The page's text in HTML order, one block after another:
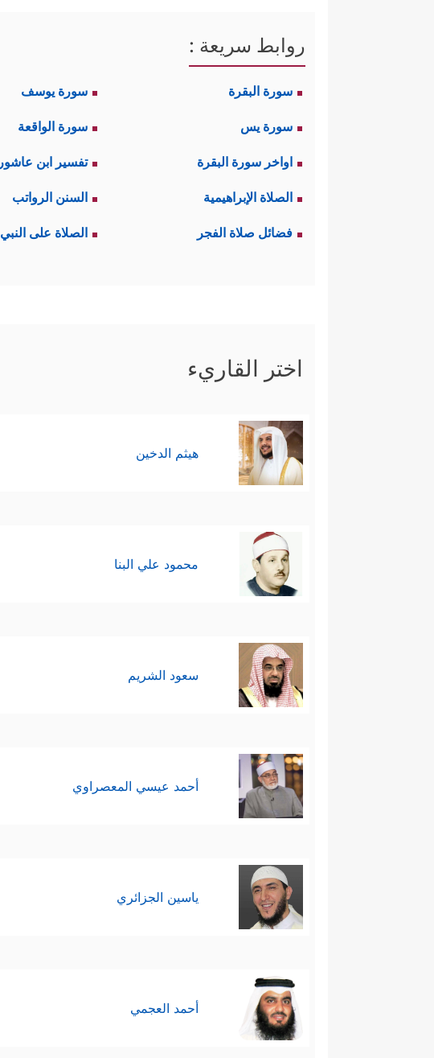
روابط سريعة :
سورة البقرة سورة يوسف
سورة يس سورة الواقعة
اواخر سورة البقرة تفسير ابن عاشور
الصلاة الإبراهيمية السنن الرواتب
فضائل صلاة الفجر الصلاة على النبي
اختر القاريء
هيثم الدخين
محمود علي البنا
سعود الشريم
أحمد عيسي المعصراوي
ياسين الجزائري
أحمد العجمي